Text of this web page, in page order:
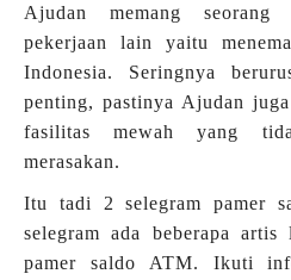
Ajudan memang seorang
pekerjaan lain yaitu
Indonesia. Seringnya
penting, pastinya Ajudan
fasilitas mewah yang
merasakan.
Itu tadi 2 selegram pamer
selegram ada beberapa
pamer saldo ATM. Ikuti